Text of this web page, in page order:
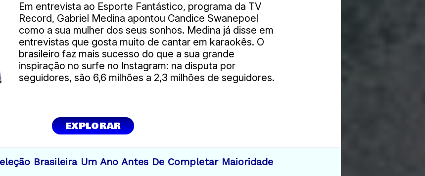
Em entrevista ao Esporte Fantástico, programa da TV
Record, Gabriel Medina apontou Candice Swanepoel
como a sua mulher dos seus sonhos. Medina já disse em
entrevistas que gosta muito de cantar em karaokês. O
brasileiro faz mais sucesso do que a sua grande
inspiração no surfe no Instagram: na disputa por
seguidores, são 6,6 milhões a 2,3 milhões de seguidores.
EXPLORAR
Brasileira Um Ano Antes De Completar Maioridade